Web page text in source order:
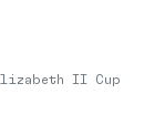
II Cup